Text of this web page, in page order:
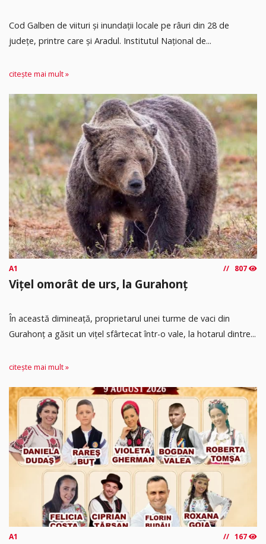
Cod Galben de viituri și inundații locale pe râuri din 28 de
județe, printre care și Aradul. Institutul Național de...
citește mai mult »
A1 807
Vițel omorât de urs, la Gurahonț
În această dimineață, proprietarul unei turme de vaci din
Gurahonț a găsit un vițel sfârtecat într-o vale, la hotarul dintre...
citește mai mult »
A1 167